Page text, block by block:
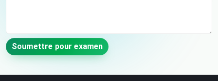
Soumettre pour examen